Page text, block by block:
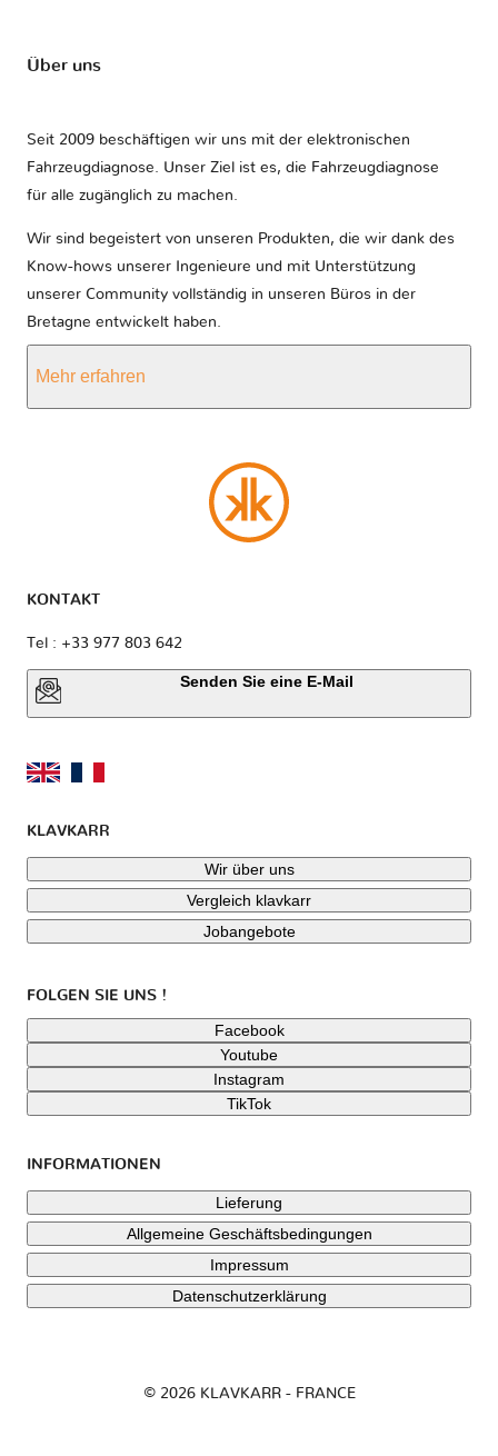
Über uns
Seit 2009 beschäftigen wir uns mit der elektronischen
Fahrzeugdiagnose. Unser Ziel ist es, die Fahrzeugdiagnose
für alle zugänglich zu machen.
Wir sind begeistert von unseren Produkten, die wir dank des
Know-hows unserer Ingenieure und mit Unterstützung
unserer Community vollständig in unseren Büros in der
Bretagne entwickelt haben.
Mehr erfahren
KONTAKT
Tel : +33 977 803 642
Senden Sie eine E-Mail
KLAVKARR
Wir über uns
Vergleich klavkarr
Jobangebote
FOLGEN SIE UNS !
Facebook
Youtube
Instagram
TikTok
INFORMATIONEN
Lieferung
Allgemeine Geschäftsbedingungen
Impressum
Datenschutzerklärung
© 2026 KLAVKARR - FRANCE